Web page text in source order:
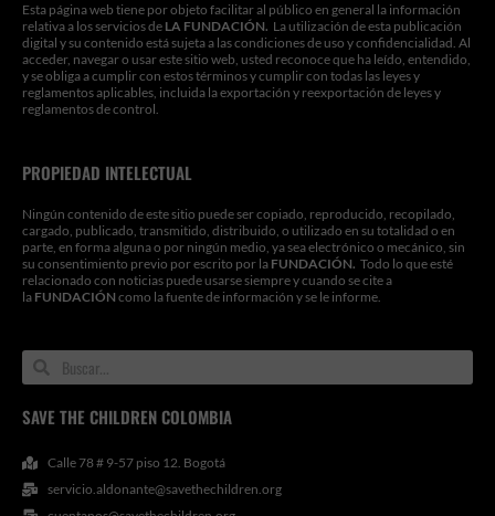
Esta página web tiene por objeto facilitar al público en general la información
relativa a los servicios de LA FUNDACIÓN. La utilización de esta publicación
digital y su contenido está sujeta a las condiciones de uso y confidencialidad. Al
acceder, navegar o usar este sitio web, usted reconoce que ha leído, entendido,
y se obliga a cumplir con estos términos y cumplir con todas las leyes y
reglamentos aplicables, incluida la exportación y reexportación de leyes y
reglamentos de control.
PROPIEDAD INTELECTUAL
Ningún contenido de este sitio puede ser copiado, reproducido, recopilado,
cargado, publicado, transmitido, distribuido, o utilizado en su totalidad o en
parte, en forma alguna o por ningún medio, ya sea electrónico o mecánico, sin
su consentimiento previo por escrito por la FUNDACIÓN. Todo lo que esté
relacionado con noticias puede usarse siempre y cuando se cite a
la FUNDACIÓN como la fuente de información y se le informe.
SearchSearch
SAVE THE CHILDREN COLOMBIA
Calle 78 # 9-57 piso 12. Bogotá
servicio.aldonante@savethechildren.org